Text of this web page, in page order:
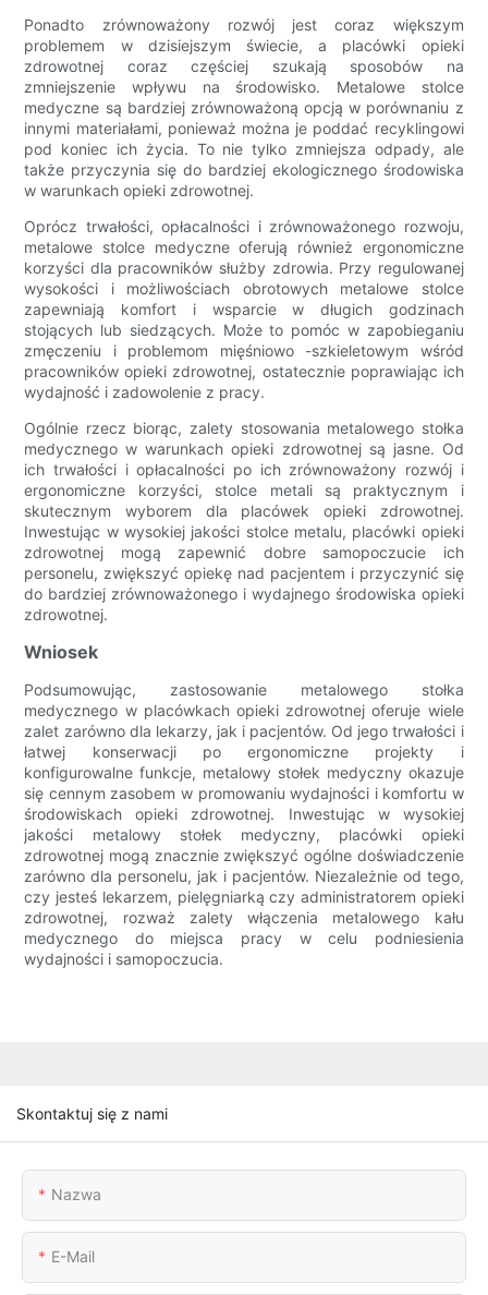
Ponadto zrównoważony rozwój jest coraz większym
problemem w dzisiejszym świecie, a placówki opieki
zdrowotnej coraz częściej szukają sposobów na
zmniejszenie wpływu na środowisko. Metalowe stolce
medyczne są bardziej zrównoważoną opcją w porównaniu z
innymi materiałami, ponieważ można je poddać recyklingowi
pod koniec ich życia. To nie tylko zmniejsza odpady, ale
także przyczynia się do bardziej ekologicznego środowiska
w warunkach opieki zdrowotnej.
Oprócz trwałości, opłacalności i zrównoważonego rozwoju,
metalowe stolce medyczne oferują również ergonomiczne
korzyści dla pracowników służby zdrowia. Przy regulowanej
wysokości i możliwościach obrotowych metalowe stolce
zapewniają komfort i wsparcie w długich godzinach
stojących lub siedzących. Może to pomóc w zapobieganiu
zmęczeniu i problemom mięśniowo -szkieletowym wśród
pracowników opieki zdrowotnej, ostatecznie poprawiając ich
wydajność i zadowolenie z pracy.
Ogólnie rzecz biorąc, zalety stosowania metalowego stołka
medycznego w warunkach opieki zdrowotnej są jasne. Od
ich trwałości i opłacalności po ich zrównoważony rozwój i
ergonomiczne korzyści, stolce metali są praktycznym i
skutecznym wyborem dla placówek opieki zdrowotnej.
Inwestując w wysokiej jakości stolce metalu, placówki opieki
zdrowotnej mogą zapewnić dobre samopoczucie ich
personelu, zwiększyć opiekę nad pacjentem i przyczynić się
do bardziej zrównoważonego i wydajnego środowiska opieki
zdrowotnej.
Wniosek
Podsumowując, zastosowanie metalowego stołka
medycznego w placówkach opieki zdrowotnej oferuje wiele
zalet zarówno dla lekarzy, jak i pacjentów. Od jego trwałości i
łatwej konserwacji po ergonomiczne projekty i
konfigurowalne funkcje, metalowy stołek medyczny okazuje
się cennym zasobem w promowaniu wydajności i komfortu w
środowiskach opieki zdrowotnej. Inwestując w wysokiej
jakości metalowy stołek medyczny, placówki opieki
zdrowotnej mogą znacznie zwiększyć ogólne doświadczenie
zarówno dla personelu, jak i pacjentów. Niezależnie od tego,
czy jesteś lekarzem, pielęgniarką czy administratorem opieki
zdrowotnej, rozważ zalety włączenia metalowego kału
medycznego do miejsca pracy w celu podniesienia
wydajności i samopoczucia.
Skontaktuj się z nami
Nazwa
E-Mail